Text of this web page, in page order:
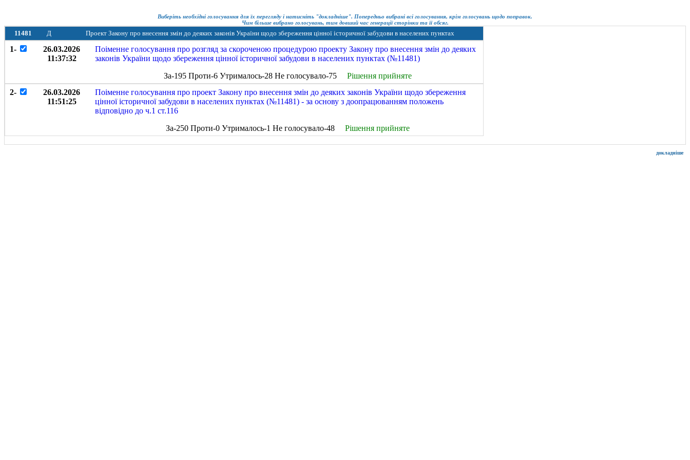
Виберіть необхідні голосування для їх перегляду і натисніть "докладніше". Попередньо вибрані всі голосування, крім голосувань щодо поправок.
Чим більше вибрано голосувань, тим довший час генерації сторінки та її обсяг.
11481 Д Проект Закону про внесення змін до деяких законів України щодо збереження цінної історичної забудови в населених пунктах
1-
26.03.2026
11:37:32
Поіменне голосування про розгляд за скороченою процедурою проекту Закону про внесення змін до деяких
законів України щодо збереження цінної історичної забудови в населених пунктах (№11481)
За-195 Проти-6 Утрималось-28 Не голосувало-75
Рішення прийняте
2-
26.03.2026
11:51:25
Поіменне голосування про проект Закону про внесення змін до деяких законів України щодо збереження
цінної історичної забудови в населених пунктах (№11481) - за основу з доопрацюванням положень
відповідно до ч.1 ст.116
За-250 Проти-0 Утрималось-1 Не голосувало-48
Рішення прийняте
докладніше